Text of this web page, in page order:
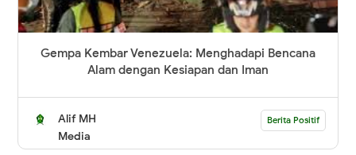
Gempa Kembar Venezuela: Menghadapi Bencana
Alam dengan Kesiapan dan Iman
Alif MH
Media
Berita Positif